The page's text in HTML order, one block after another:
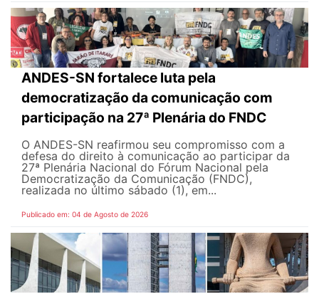
ANDES-SN fortalece luta pela
democratização da comunicação com
participação na 27ª Plenária do FNDC
O ANDES-SN reafirmou seu compromisso com a
defesa do direito à comunicação ao participar da
27ª Plenária Nacional do Fórum Nacional pela
Democratização da Comunicação (FNDC),
realizada no último sábado (1), em...
Publicado em: 04 de Agosto de 2026